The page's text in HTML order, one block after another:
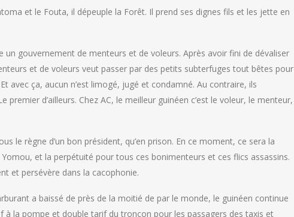
et le Fouta, il dépeuple la Forêt. Il prend ses dignes fils et les jette en
gouvernement de menteurs et de voleurs. Après avoir fini de dévaliser
et de voleurs veut passer par des petits subterfuges tout bêtes pour
avec ça, aucun n’est limogé, jugé et condamné. Au contraire, ils
d’ailleurs. Chez AC, le meilleur guinéen c’est le voleur, le menteur,
le règne d’un bon président, qu’en prison. En ce moment, ce sera la
et la perpétuité pour tous ces bonimenteurs et ces flics assassins.
et persévère dans la cacophonie.
a baissé de près de la moitié de par le monde, le guinéen continue
à la pompe et double tarif du tronçon pour les passagers des taxis et